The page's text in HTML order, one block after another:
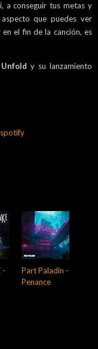
a conseguir tus metas y
que puedes ver
el fin de la canción, es
y su lanzamiento
-
Part Paladin -
Penance